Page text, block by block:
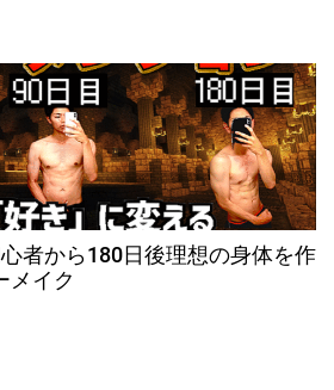
者から180日後理想の身体を作
メイク